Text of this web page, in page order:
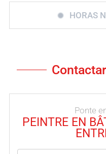
HORAS
Ponte
PEINTRE EN